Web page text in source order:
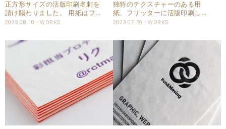
正方形サイズの活版印刷名刺を
請け賜わりました。 用紙はフリ
ッターホワイトを使い両面活版
コードも活版印刷した名刺で
す。 仕様 商品：名刺 サイズ：
55×55㎜ 用紙：フリッターホ
2023.08.10 WORKS
独特のテクスチャーのある用
紙、フリッターに活版印刷した
名刺を請け賜わりました。 イラ
赤口金で印刷いたしました。 片
面ですのでしっかりと印圧を入
れて印刷しております。 仕様
商品：名刺 サイズ：..
2023.07.30 WORKS